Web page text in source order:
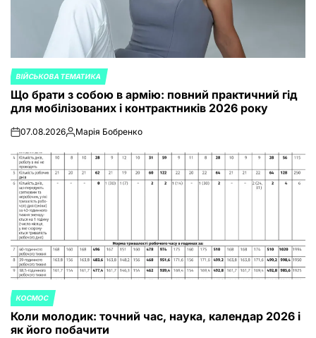
POSTED
IN
ВІЙСЬКОВА ТЕМАТИКА
Що брати з собою в армію: повний практичний гід
для мобілізованих і контрактників 2026 року
on07.08.2026Posted
Марія Бобренко
POSTED
IN
КОСМОС
Коли молодик: точний час, наука, календар 2026 і
як його побачити